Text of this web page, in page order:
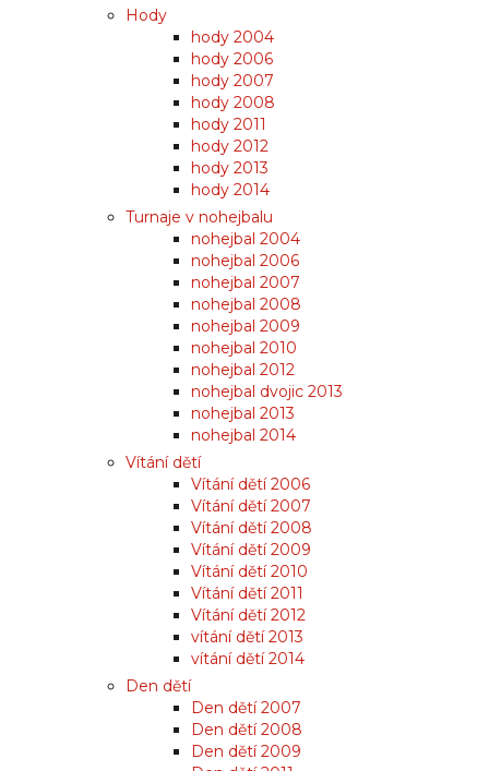
Hody
hody 2004
hody 2006
hody 2007
hody 2008
hody 2011
hody 2012
hody 2013
hody 2014
Turnaje v nohejbalu
nohejbal 2004
nohejbal 2006
nohejbal 2007
nohejbal 2008
nohejbal 2009
nohejbal 2010
nohejbal 2012
nohejbal dvojic 2013
nohejbal 2013
nohejbal 2014
Vítání dětí
Vítání dětí 2006
Vítání dětí 2007
Vítání dětí 2008
Vítání dětí 2009
Vítání dětí 2010
Vítání dětí 2011
Vítání dětí 2012
vítání dětí 2013
vítání dětí 2014
Den dětí
Den dětí 2007
Den dětí 2008
Den dětí 2009